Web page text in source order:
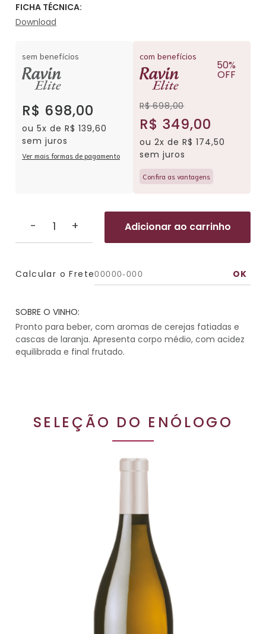
FICHA TÉCNICA:
Download
sem benefícios
R$ 698,00
ou 5x de R$ 139,60
sem juros
Ver mais formas de pagamento
com benefícios
R$ 698,00
R$ 349,00
50%
OFF
ou 2x de R$ 174,50
sem juros
Confira as vantagens
- + Adicionar ao carrinho
Calcular o Frete
SOBRE O VINHO:
Pronto para beber, com aromas de cerejas fatiadas e
cascas de laranja. Apresenta corpo médio, com acidez
equilibrada e final frutado.
SELEÇÃO DO ENÓLOGO